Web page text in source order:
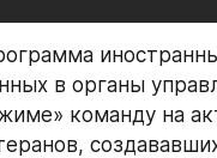
в органы
команду на